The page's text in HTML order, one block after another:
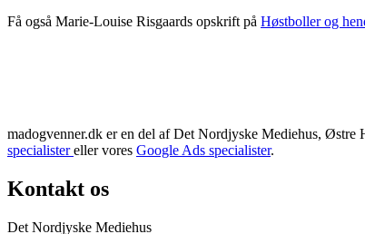
Få også Marie-Louise Risgaards opskrift på Høstboller og
madogvenner.dk er en del af Det Nordjyske Mediehus,
specialistereller vores Google Ads specialister.
Kontakt os
Det Nordjyske Mediehus